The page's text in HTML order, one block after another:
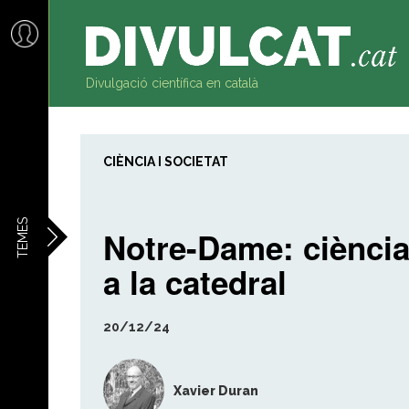
contingut
TEMES
Divulgació científica en català
CIÈNCIA I SOCIETAT
Notre-Dame: ciència
a la catedral
20/12/24
Xavier Duran